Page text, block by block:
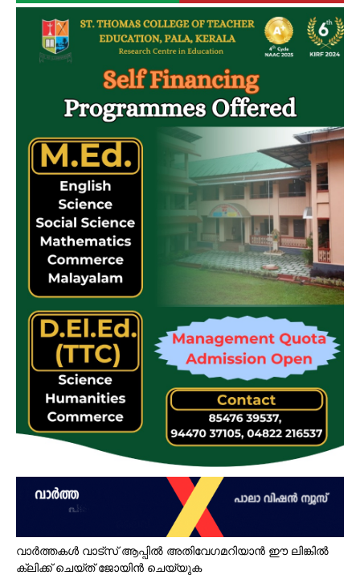
വാർത്തകൾ വാട്സ് ആപ്പിൽ അതിവേഗമറിയാൻ ഈ ലിങ്കിൽ
ക്ലിക്ക് ചെയ്ത് ജോയിൻ ചെയ്യുക